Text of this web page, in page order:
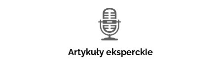
Artykuły eksperckie